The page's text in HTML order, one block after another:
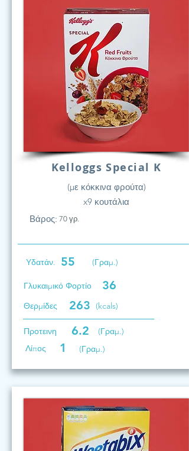
Kelloggs Special K
(με κόκκινα φρούτα)
x9 κουτάλια
Βάρος: 70 γρ.
Υδατάν. 55 (Γραμ.)
Γλυκαιμικό Φορτίο 36
Θερμίδες 263 (kcals)
Προτεινη 6.2
(Γραμ.)
Λίπος
1 (Γραμ.)